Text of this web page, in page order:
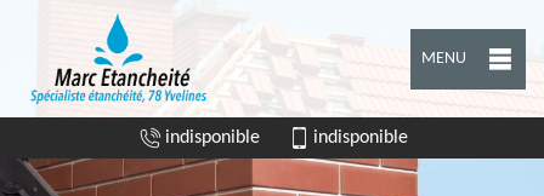
MENU
indisponible indisponible